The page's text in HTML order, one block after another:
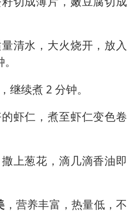
清水，大火烧开，放入
继续煮 2 分钟。
虾仁，煮至虾仁变色卷
上葱花，滴几滴香油即
，营养丰富，热量低，不